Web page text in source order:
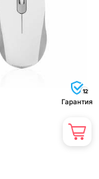
12
Гарантия